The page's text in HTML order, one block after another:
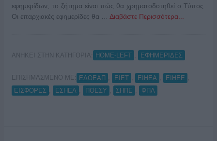
εφημερίδων, το ζήτημα είναι πώς θα χρηματοδοτηθεί ο Τύπος.
Οι επαρχιακές εφημερίδες θα … Διαβάστε Περισσότερα...
ΑΝΗΚΕΙ ΣΤΗΝ ΚΑΤΗΓΟΡΙΑ: HOME-LEFT ΕΦΗΜΕΡΙΔΕΣ
ΕΠΙΣΗΜΑΣΜΕΝΟ ΜΕ: ΕΔΟΕΑΠ ΕΙΕΤ ΕΙΗΕΑ ΕΙΗΕΕ
ΕΙΣΦΟΡΕΣ
ΕΣΗΕΑ ΠΟΕΣΥ ΣΗΠΕ ΦΠΑ